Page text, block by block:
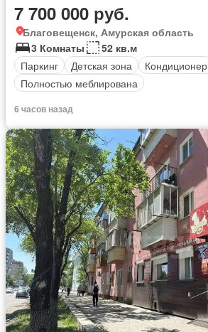
7 700 000 руб.
Благовещенск, Амурская область
3 Комнаты
52 кв.м
Паркинг
Детская зона
Кондиционер
Полностью меблирована
6 часов назад